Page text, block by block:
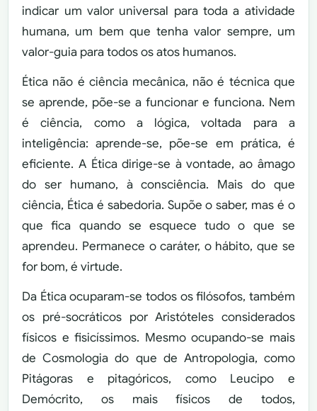
indicar um valor universal para toda a atividade
humana, um bem que tenha valor sempre, um
valor-guia para todos os atos humanos.
Ética não é ciência mecânica, não é técnica que
se aprende, põe-se a funcionar e funciona. Nem
é ciência, como a lógica, voltada para a
inteligência: aprende-se, põe-se em prática, é
eficiente. A Ética dirige-se à vontade, ao âmago
do ser humano, à consciência. Mais do que
ciência, Ética é sabedoria. Supõe o saber, mas é o
que fica quando se esquece tudo o que se
aprendeu. Permanece o caráter, o hábito, que se
for bom, é virtude.
Da Ética ocuparam-se todos os filósofos, também
os pré-socráticos por Aristóteles considerados
físicos e fisicíssimos. Mesmo ocupando-se mais
de Cosmologia do que de Antropologia, como
Pitágoras e pitagóricos, como Leucipo e
Demócrito, os mais físicos de todos,